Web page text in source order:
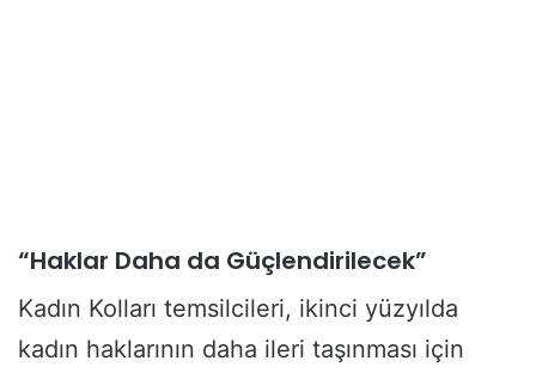
“Haklar Daha da Güçlendirilecek”
Kadın Kolları temsilcileri, ikinci yüzyılda
kadın haklarının daha ileri taşınması için